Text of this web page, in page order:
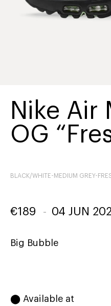
Nike Air
OG
BLACK/WHITE-MEDIUM GREY-
€189 - 04 JUN
Big Bubble
⬤ Available at